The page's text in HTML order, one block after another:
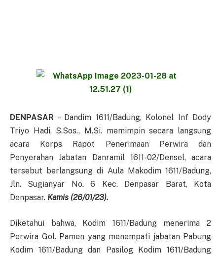
DENPASAR – Dandim 1611/Badung, Kolonel Inf Dody
Triyo Hadi, S.Sos., M.Si. memimpin secara langsung
acara Korps Rapot Penerimaan Perwira dan
Penyerahan Jabatan Danramil 1611-02/Densel, acara
tersebut berlangsung di Aula Makodim 1611/Badung,
Jln. Sugianyar No. 6 Kec. Denpasar Barat, Kota
Denpasar. Kamis (26/01/23).
Diketahui bahwa, Kodim 1611/Badung menerima 2
Perwira Gol. Pamen yang menempati jabatan Pabung
Kodim 1611/Badung dan Pasilog Kodim 1611/Badung